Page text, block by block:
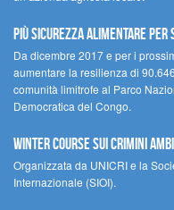
Più sicurezza alimentare per
Da dicembre 2017 e per i
aumentare la resilienza di
comunità limitrofe al Parco
Democratica del Congo.
Winter Course sui Crimini
Organizzata da UNICRI e la
Internazionale (SIOI).